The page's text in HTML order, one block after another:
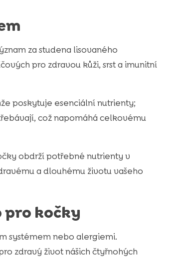
za studena lisovaného
pro zdravou kůži, srst a imunitní
poskytuje esenciální nutrienty;
což napomáhá celkovému
obdrží potřebné nutrienty v
a dlouhému životu vašeho
kočky
systémem nebo alergiemi.
zdravý život nášich čtyřnohých